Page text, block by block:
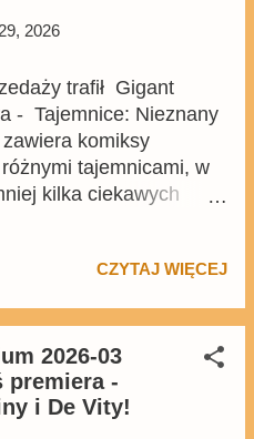
2026
trafił Gigant
- Tajemnice: Nieznany
komiksy
tajemnicami, w
kilka ciekawych
Cena okładkowa 320-
odpowiadał
Tom zamówicie m.in.
. Publikacja jest
trzeciego wydania
CZYTAJ WIĘCEJ
2026-03
premiera -
i De Vity!